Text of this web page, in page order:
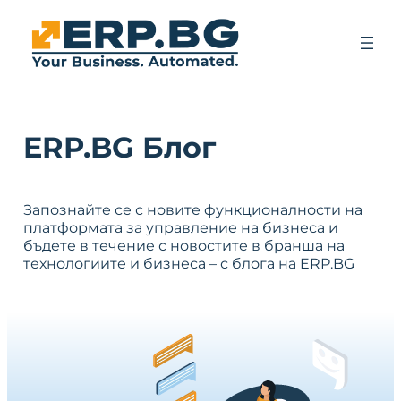
ERP.BG Блог
Запознайте се с новите функционалности на
платформата за управление на бизнеса и
бъдете в течение с новостите в бранша на
технологиите и бизнеса – с блога на ERP.BG